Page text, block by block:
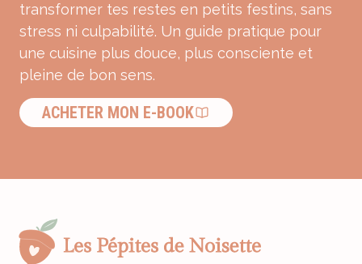
transformer tes restes en petits festins, sans
stress ni culpabilité. Un guide pratique pour
une cuisine plus douce, plus consciente et
pleine de bon sens.
ACHETER MON E-BOOK